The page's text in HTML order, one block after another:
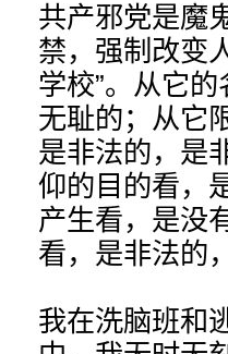
共产邪党是魔
禁，强制改变
学校”。从它
无耻的；从它
是非法的，是
仰的目的看，
产生看，是没
看，是非法的
我在洗脑班和